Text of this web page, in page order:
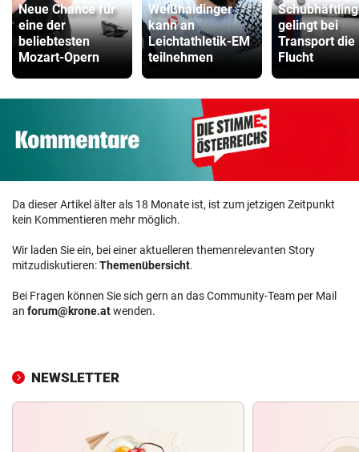
Neue Chance für
eine der
beliebtesten
Mozart-Opern
Weißhaidinger
kann an
Leichtathletik-EM
teilnehmen
Schubhäftling
gelingt bei
Transport die
Flucht
Da dieser Artikel älter als 18 Monate ist, ist zum jetzigen Zeitpunkt
kein Kommentieren mehr möglich.
Wir laden Sie ein, bei einer aktuelleren themenrelevanten Story
mitzudiskutieren:Themenübersicht.
Bei Fragen können Sie sich gern an das Community-Team per Mail
an forum@krone.atwenden.
NEWSLETTER